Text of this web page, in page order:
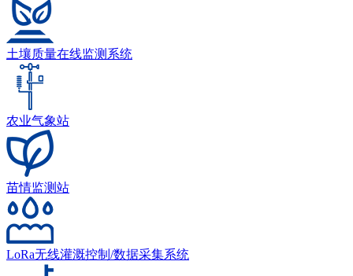
土壤质量在线监测系统
农业气象站
苗情监测站
LoRa无线灌溉控制/数据采集系统